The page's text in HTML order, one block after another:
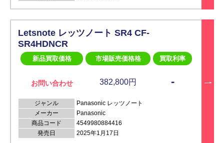
Letsnote レッツノート SR4 CF-
SR4HDNCR
新品買取価格 市場販売価格格 買取利率
お問い合わせ 382,800円 -
ジャンル
Panasonic レッツノート
メーカー
Panasonic
商品コード
4549980884416
発売日
2025年1月17日